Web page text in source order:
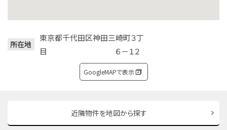
所在地
東京都千代田区神田三崎町３丁
目 ６－１２
GoogleMAPで表示
近隣物件を地図から探す